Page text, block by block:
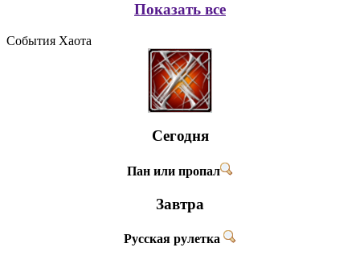
Показать все
События Хаота
Сегодня
Пан или пропал
Завтра
Русская рулетка